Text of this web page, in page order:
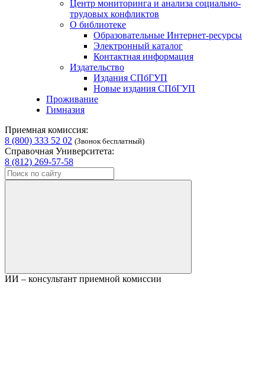
Центр мониторинга и анализа социально-
трудовых конфликтов
О библиотеке
Образовательные Интернет-ресурсы
Электронный каталог
Контактная информация
Издательство
Издания СПбГУП
Новые издания СПбГУП
Проживание
Гимназия
Приемная комиссия:
8 (800) 333 52 02 (Звонок бесплатный)
Справочная Университета:
8 (812) 269-57-58
ИИ – консультант приемной комиссии